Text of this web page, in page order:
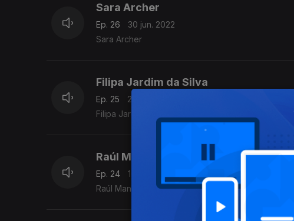
Sara Archer
Ep. 26
30 jun. 2022
Sara Archer
Filipa Jardim da Silva
Ep. 25
23 jun. 2022
Filipa Jardim da Silva
Raúl Manarte
Ep. 24
16 jun. 2022
Raúl Manarte